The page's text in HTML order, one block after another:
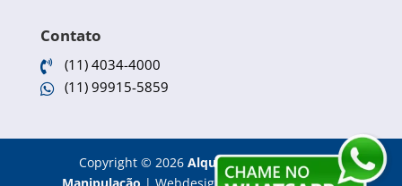
Contato
 (11) 4034-4000
 (11) 99915-5859
Copyright© 2026Alquimia Farmácia de